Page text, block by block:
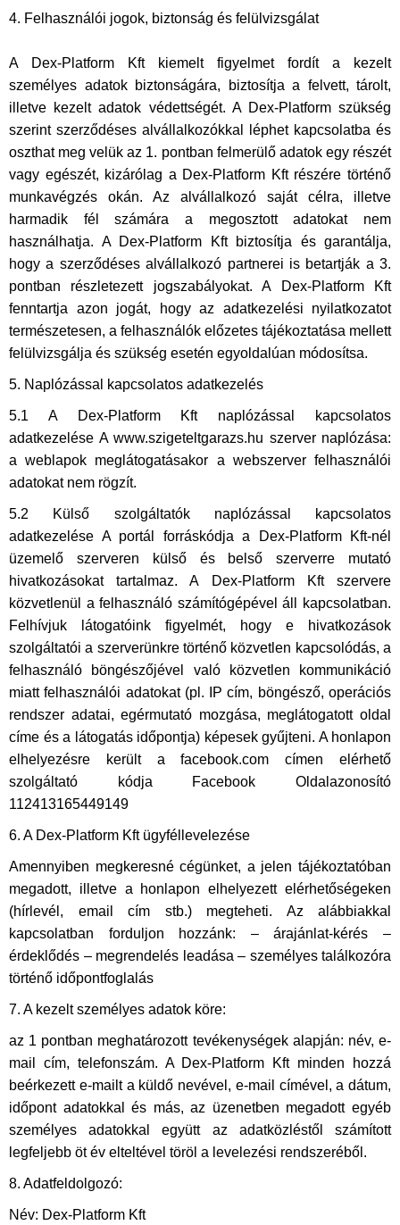
4. Felhasználói jogok, biztonság és felülvizsgálat
A Dex-Platform Kft kiemelt figyelmet fordít a kezelt
személyes adatok biztonságára, biztosítja a felvett, tárolt,
illetve kezelt adatok védettségét. A Dex-Platform szükség
szerint szerződéses alvállalkozókkal léphet kapcsolatba és
oszthat meg velük az 1. pontban felmerülő adatok egy részét
vagy egészét, kizárólag a Dex-Platform Kft részére történő
munkavégzés okán. Az alvállalkozó saját célra, illetve
harmadik fél számára a megosztott adatokat nem
használhatja. A Dex-Platform Kft biztosítja és garantálja,
hogy a szerződéses alvállalkozó partnerei is betartják a 3.
pontban részletezett jogszabályokat. A Dex-Platform Kft
fenntartja azon jogát, hogy az adatkezelési nyilatkozatot
természetesen, a felhasználók előzetes tájékoztatása mellett
felülvizsgálja és szükség esetén egyoldalúan módosítsa.
5. Naplózással kapcsolatos adatkezelés
5.1 A Dex-Platform Kft naplózással kapcsolatos
adatkezelése A www.szigeteltgarazs.hu szerver naplózása:
a weblapok meglátogatásakor a webszerver felhasználói
adatokat nem rögzít.
5.2 Külső szolgáltatók naplózással kapcsolatos
adatkezelése A portál forráskódja a Dex-Platform Kft-nél
üzemelő szerveren külső és belső szerverre mutató
hivatkozásokat tartalmaz. A Dex-Platform Kft szervere
közvetlenül a felhasználó számítógépével áll kapcsolatban.
Felhívjuk látogatóink figyelmét, hogy e hivatkozások
szolgáltatói a szerverünkre történő közvetlen kapcsolódás, a
felhasználó böngészőjével való közvetlen kommunikáció
miatt felhasználói adatokat (pl. IP cím, böngésző, operációs
rendszer adatai, egérmutató mozgása, meglátogatott oldal
címe és a látogatás időpontja) képesek gyűjteni. A honlapon
elhelyezésre került a facebook.com címen elérhető
szolgáltató kódja Facebook Oldalazonosító
112413165449149
6. A Dex-Platform Kft ügyféllevelezése
Amennyiben megkeresné cégünket, a jelen tájékoztatóban
megadott, illetve a honlapon elhelyezett elérhetőségeken
(hírlevél, email cím stb.) megteheti. Az alábbiakkal
kapcsolatban forduljon hozzánk: – árajánlat-kérés –
érdeklődés – megrendelés leadása – személyes találkozóra
történő időpontfoglalás
7. A kezelt személyes adatok köre:
az 1 pontban meghatározott tevékenységek alapján: név, e-
mail cím, telefonszám. A Dex-Platform Kft minden hozzá
beérkezett e-mailt a küldő nevével, e-mail címével, a dátum,
időpont adatokkal és más, az üzenetben megadott egyéb
személyes adatokkal együtt az adatközléstől számított
legfeljebb öt év elteltével töröl a levelezési rendszeréből.
8. Adatfeldolgozó:
Név: Dex-Platform Kft